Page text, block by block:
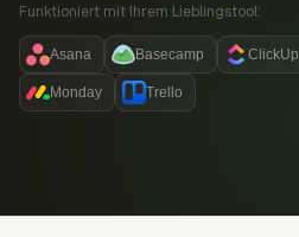
Funktioniert mit Ihrem Lieblingstool:
Asana Basecamp ClickUp
Monday Trello